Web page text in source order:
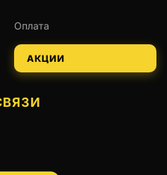
Оплата
АКЦИИ